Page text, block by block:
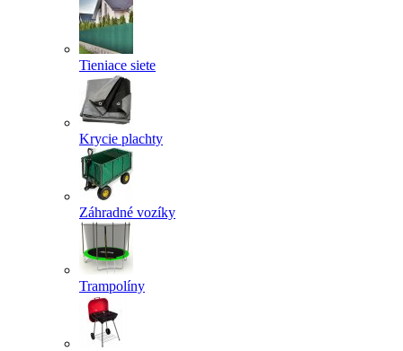
Tieniace siete
Krycie plachty
Záhradné vozíky
Trampolíny